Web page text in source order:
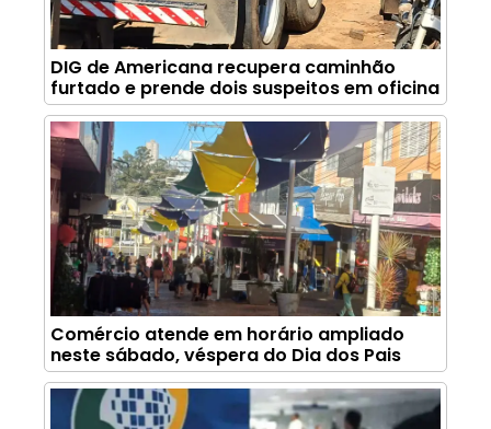
DIG de Americana recupera caminhão
furtado e prende dois suspeitos em oficina
Comércio atende em horário ampliado
neste sábado, véspera do Dia dos Pais